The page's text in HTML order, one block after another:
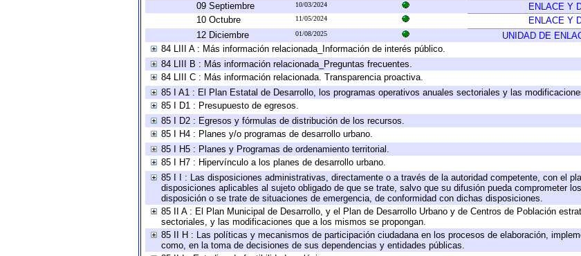
09 Septiembre 10/03/2024 ENLACE Y
10 Octubre 11/05/2024 ENLACE Y
12 Diciembre 01/08/2025 UNIDAD DE
84 LIII A : Más información relacionada_Información de interés público.
84 LIII B : Más información relacionada_Preguntas frecuentes.
84 LIII C : Más información relacionada. Transparencia proactiva.
85 I A1 : El Plan Estatal de Desarrollo, los programas operativos anuales sectoriales y las
85 I D1 : Presupuesto de egresos.
85 I D2 : Egresos y fórmulas de distribución de los recursos.
85 I H4 : Planes y/o programas de desarrollo urbano.
85 I H5 : Planes y Programas de ordenamiento territorial.
85 I H7 : Hipervínculo a los planes de desarrollo urbano.
85 I I : Las disposiciones administrativas, directamente o a través de la autoridad competente, con el
disposiciones aplicables al sujeto obligado de que se trate, salvo que su difusión pueda comprometer
disposición o se trate de situaciones de emergencia, de conformidad con dichas disposiciones.
85 II A : El Plan Municipal de Desarrollo, y el Plan de Desarrollo Urbano y de Centros de Población
sectoriales, y las modificaciones que a los mismos se propongan.
85 II H : Las políticas y mecanismos de participación ciudadana en los procesos de elaboración,
como, en la toma de decisiones de sus dependencias y entidades públicas.